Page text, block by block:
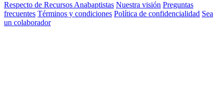
Respecto de Recursos Anabaptistas Nuestra visión Preguntas
frecuentes Términos y condiciones Política de confidencialidad Sea
un colaborador